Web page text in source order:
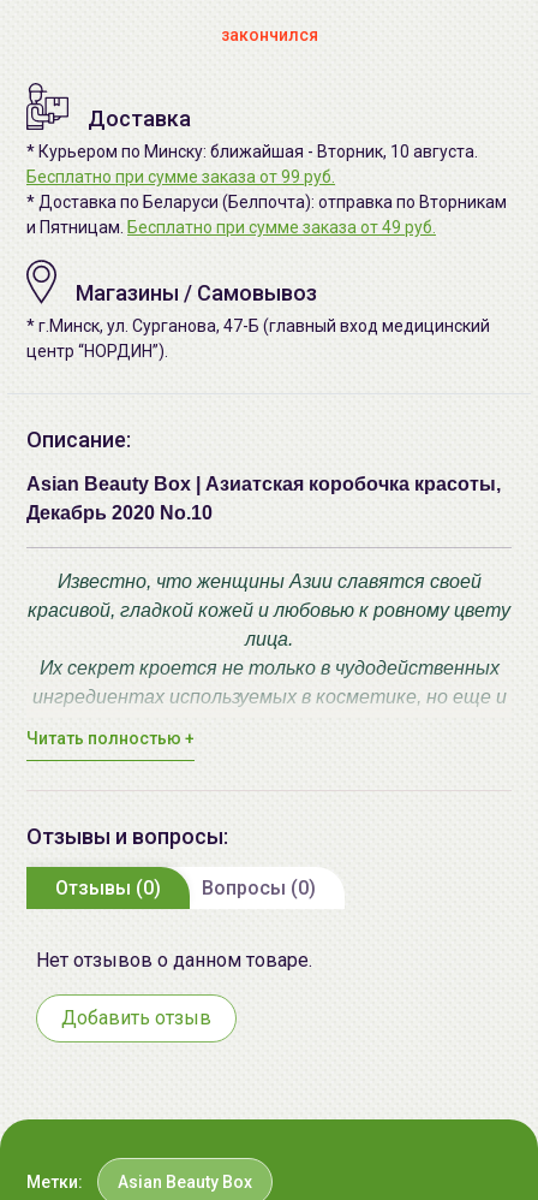
закончился
Доставка
* Курьером по Минску: ближайшая - Вторник, 10 августа.
Бесплатно при сумме заказа от 99 руб.
* Доставка по Беларуси (Белпочта): отправка по Вторникам
и Пятницам. Бесплатно при сумме заказа от 49 руб.
Магазины / Самовывоз
* г.Минск, ул. Сурганова, 47-Б (главный вход медицинский
центр “НОРДИН”).
Описание:
Asian Beauty Box | Азиатская коробочка красоты,
Декабрь 2020 No.10
Известно, что женщины Азии славятся своей
красивой, гладкой кожей и любовью к ровному цвету
лица.
Их секрет кроется не только в чудодейственных
ингредиентах используемых в косметике, но еще и
В ней Вы найдете как полноразмерные версии
продуктов, так и миниатюры, пробники.
С помощью Asian Beauty Box Вы окунетесь в
останетесь неравнодушной!
Original Cream Mist
Читать полностью +
Отзывы и вопросы:
Отзывы (0) Вопросы (0)
Нет отзывов о данном товаре.
Добавить отзыв
Метки: Asian Beauty Box